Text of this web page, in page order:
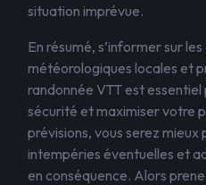
situation imprévue.
En résumé, s’informer sur
météorologiques locales et
randonnée VTT est
sécurité et maximiser votre
prévisions, vous serez
intempéries éventuelles et
en conséquence. Alors